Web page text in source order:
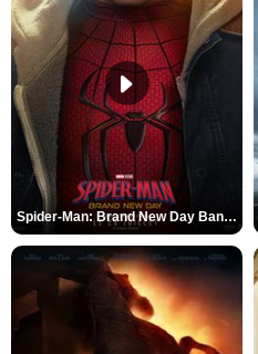
Spider-Man: Brand New Day Bande-annonce VO STFR